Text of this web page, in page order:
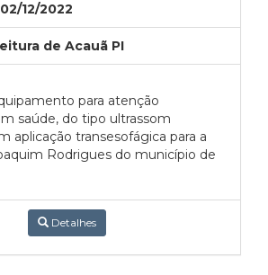
02/12/2022
de Acauã PI
para atenção
saúde, do tipo ultrassom
aplicação transesofágica para a
Rodrigues do município de
Detalhes